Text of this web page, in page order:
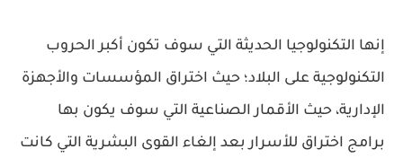
إنها التكنولوجيا الحديثة التي سوف تكون أكبر الحروب
التكنولوجية على البلاد؛ حيث اختراق المؤسسات والأجهزة
الإدارية، حيث الأقمار الصناعية التي سوف يكون بها
برامج اختراق للأسرار بعد إلغاء القوى البشرية التي كانت